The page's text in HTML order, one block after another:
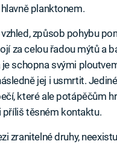
planktonem.
způsob pohybu
za celou řadou mýtů a
je schopna svými
jej i usmrtit. Jediné
které ale potápěčům
příliš těsném kontaktu.
zranitelné druhy,